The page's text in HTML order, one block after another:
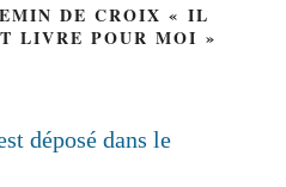
DE CROIX « IL
LIVRE POUR MOI »
déposé dans le